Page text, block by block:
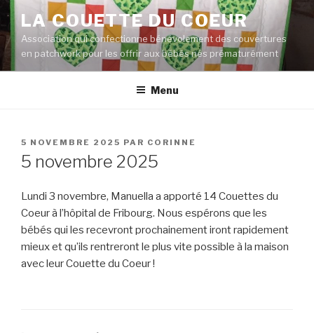
Aller
contenu
principal
LA COUETTE DU COEUR
Association qui confectionne bénévolement des couvertures
en patchwork pour les offrir aux bébés nés prématurément
Menu
PUBLIÉ
LE
5 NOVEMBRE 2025 PAR CORINNE
5 novembre 2025
Lundi 3 novembre, Manuella a apporté 14 Couettes du
Coeur à l’hôpital de Fribourg. Nous espérons que les
bébés qui les recevront prochainement iront rapidement
mieux et qu’ils rentreront le plus vite possible à la maison
avec leur Couette du Coeur !